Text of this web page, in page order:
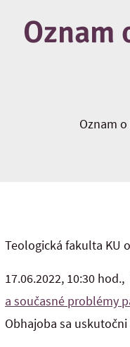
Oznam
Oznam
Teologická fakulta KU
17.06.2022, 10:30 hod.,
a současné problémy
Obhajoba sa uskutočni